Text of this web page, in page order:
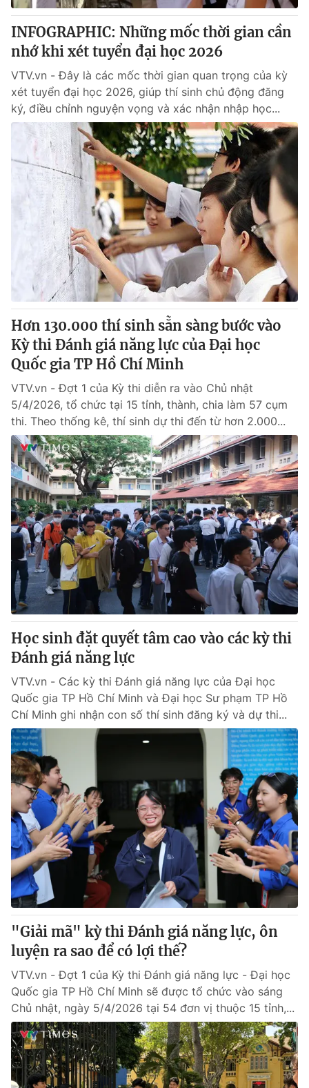
INFOGRAPHIC: Những mốc thời gian cần
nhớ khi xét tuyển đại học 2026
VTV.vn - Đây là các mốc thời gian quan trọng của kỳ
xét tuyển đại học 2026, giúp thí sinh chủ động đăng
ký, điều chỉnh nguyện vọng và xác nhận nhập học...
Hơn 130.000 thí sinh sẵn sàng bước vào
Kỳ thi Đánh giá năng lực của Đại học
Quốc gia TP Hồ Chí Minh
VTV.vn - Đợt 1 của Kỳ thi diễn ra vào Chủ nhật
5/4/2026, tổ chức tại 15 tỉnh, thành, chia làm 57 cụm
thi. Theo thống kê, thí sinh dự thi đến từ hơn 2.000...
Học sinh đặt quyết tâm cao vào các kỳ thi
Đánh giá năng lực
VTV.vn - Các kỳ thi Đánh giá năng lực của Đại học
Quốc gia TP Hồ Chí Minh và Đại học Sư phạm TP Hồ
Chí Minh ghi nhận con số thí sinh đăng ký và dự thi...
"Giải mã" kỳ thi Đánh giá năng lực, ôn
luyện ra sao để có lợi thế?
VTV.vn - Đợt 1 của Kỳ thi Đánh giá năng lực - Đại học
Quốc gia TP Hồ Chí Minh sẽ được tổ chức vào sáng
Chủ nhật, ngày 5/4/2026 tại 54 đơn vị thuộc 15 tỉnh,...